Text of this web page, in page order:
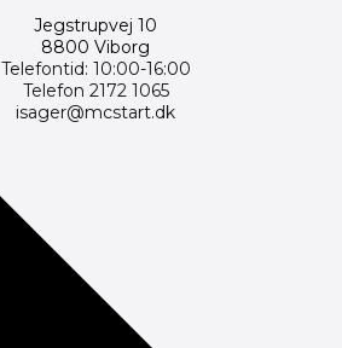
Jegstrupvej 10
8800 Viborg
Telefontid: 10:00-16:00
Telefon 2172 1065
isager@mcstart.dk